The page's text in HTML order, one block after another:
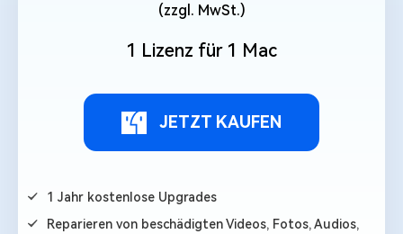
(zzgl. MwSt.)
1 Lizenz für 1 Mac
JETZT KAUFEN
1 Jahr kostenlose Upgrades
Reparieren von beschädigten Videos, Fotos, Audios,